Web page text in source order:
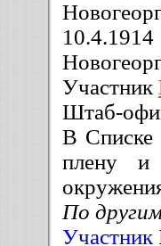
Участник
Штаб-
В Списке
плену и
По
Участник